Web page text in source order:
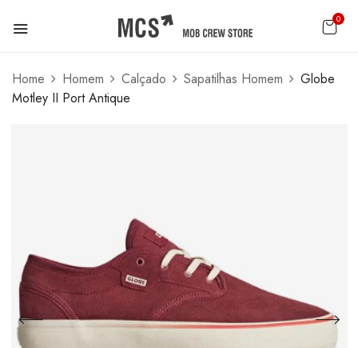
0
Home Homem Calçado Sapatilhas Homem
Globe
Motley II Port Antique